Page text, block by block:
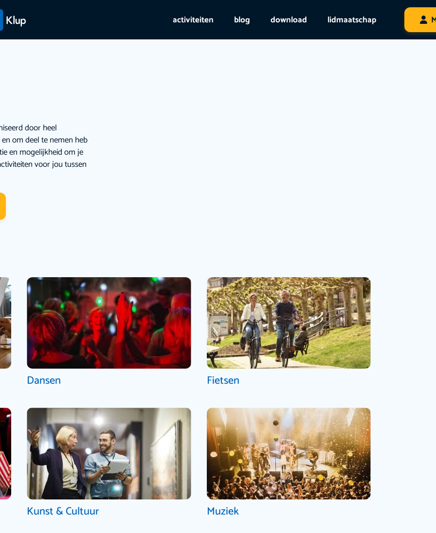
activiteiten blog download lidmaatschap
door heel
om deel te nemen heb
en mogelijkheid om je
voor jou tussen
Dansen Fietsen
Kunst & Cultuur Muziek